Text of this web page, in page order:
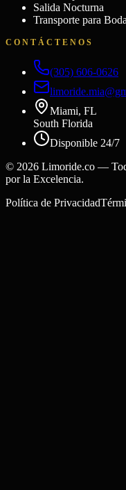
Salida Nocturna
Transporte para
CONTÁCTENOS
(305) 606-0626
Miami, FL
South Florida
Disponible 24/7
© 2026 Limoride.co —
por la Excelencia.
Política de Privacidad